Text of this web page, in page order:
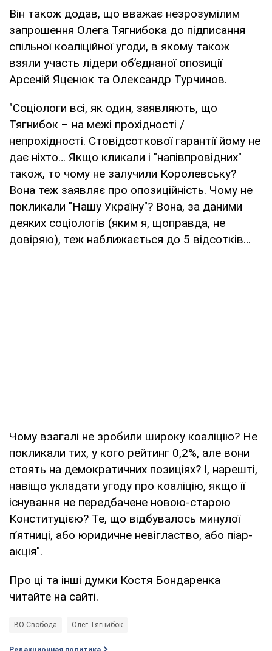
Він також додав, що вважає незрозумілим
запрошення Олега Тягнибока до підписання
спільної коаліційної угоди, в якому також
взяли участь лідери об’єднаної опозиції
Арсеній Яценюк та Олександр Турчинов.
"Соціологи всі, як один, заявляють, що
Тягнибок – на межі прохідності /
непрохідності. Стовідсоткової гарантії йому не
дає ніхто… Якщо кликали і "напівпровідних"
також, то чому не залучили Королевську?
Вона теж заявляє про опозиційність. Чому не
покликали "Нашу Україну"? Вона, за даними
деяких соціологів (яким я, щоправда, не
довіряю), теж наближається до 5 відсотків…
Чому взагалі не зробили широку коаліцію? Не
покликали тих, у кого рейтинг 0,2%, але вони
стоять на демократичних позиціях? І, нарешті,
навіщо укладати угоду про коаліцію, якщо її
існування не передбачене новою-старою
Конституцією? Те, що відбувалось минулої
п’ятниці, або юридичне невігластво, або піар-
акція".
Про ці та інші думки Костя Бондаренка
читайте на сайті.
ВО Свобода Олег Тягнибок